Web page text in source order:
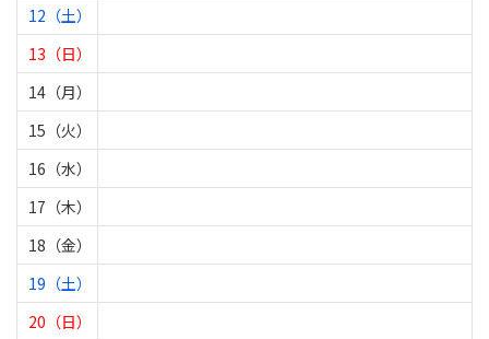
12（土）
13（日）
14（月）
15（火）
16（水）
17（木）
18（金）
19（土）
20（日）